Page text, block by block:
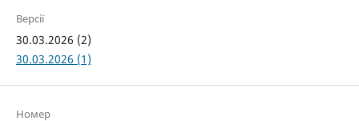
Версії
30.03.2026 (2)
30.03.2026 (1)
Номер